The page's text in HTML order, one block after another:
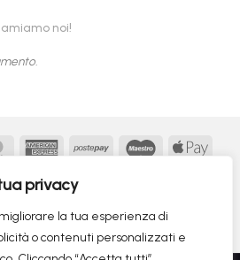
privacy
la tua esperienza di
o contenuti personalizzati e
noi!
MasterCardAmericanPostepay Maestro
Klarna
flashmac® - MONOFASE SRL - P.IVA:
| produced by
monofase